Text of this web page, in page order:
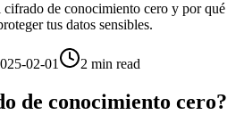
de conocimiento cero y por qué
tus datos sensibles.
02-01 2 min read
de conocimiento cero?